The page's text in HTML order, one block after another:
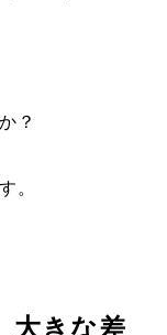
？
。
大きな差